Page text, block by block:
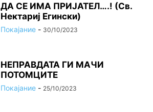
ДА СЕ ИМА ПРИЈАТЕЛ….! (Св.
Нектариј Егински)
Покајание - 30/10/2023
НЕПРАВДАТА ГИ МАЧИ
ПОТОМЦИТЕ
Покајание - 25/10/2023